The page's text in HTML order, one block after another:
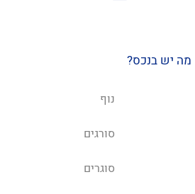
מה יש בנכס?
נוף
סורגים
סוגרים